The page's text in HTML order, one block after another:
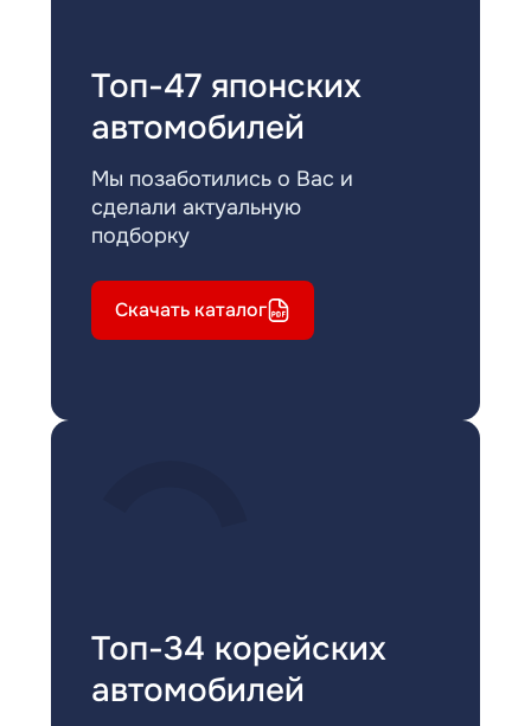
Топ-47 японских
автомобилей
Мы позаботились о Вас и
сделали актуальную
подборку
Скачать каталог
Топ-34 корейских
автомобилей